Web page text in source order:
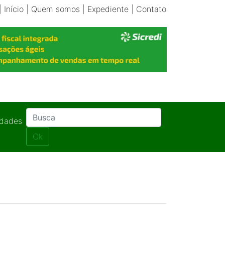
Início| Quem somos Expediente| Contato
Ok